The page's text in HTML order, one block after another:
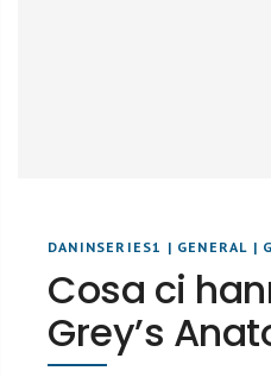
DANINSERIES1 | GENERAL |
Cosa ci
Grey’s